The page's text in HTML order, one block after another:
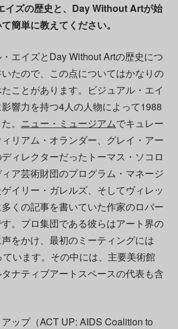
イズの歴史と、Day Without Artが始
簡単に教えてください。
エイズとDay Without Artの歴史につ
たので、この点についてはかなりの
ことがあります。ビジュアル・エイ
響力を持つ4人の人物によって1988
。 ニュー・ミュージアムでキュレー
リアム・オランダー、グレイ・アー
ィレクターだったトーマス・ソコロ
ア芸術財団のプログラム・マネージ
イリー・ガレルズ、そしてヴィレッ
くの記事を書いていた作家のロバー
す。プロ集団である彼らはアート界の
をかけ、最初のミーティングには
います。その中には、主要美術館
ナティブアートスペースの代表も含
ップ（ACT UP: AIDS Coalition to